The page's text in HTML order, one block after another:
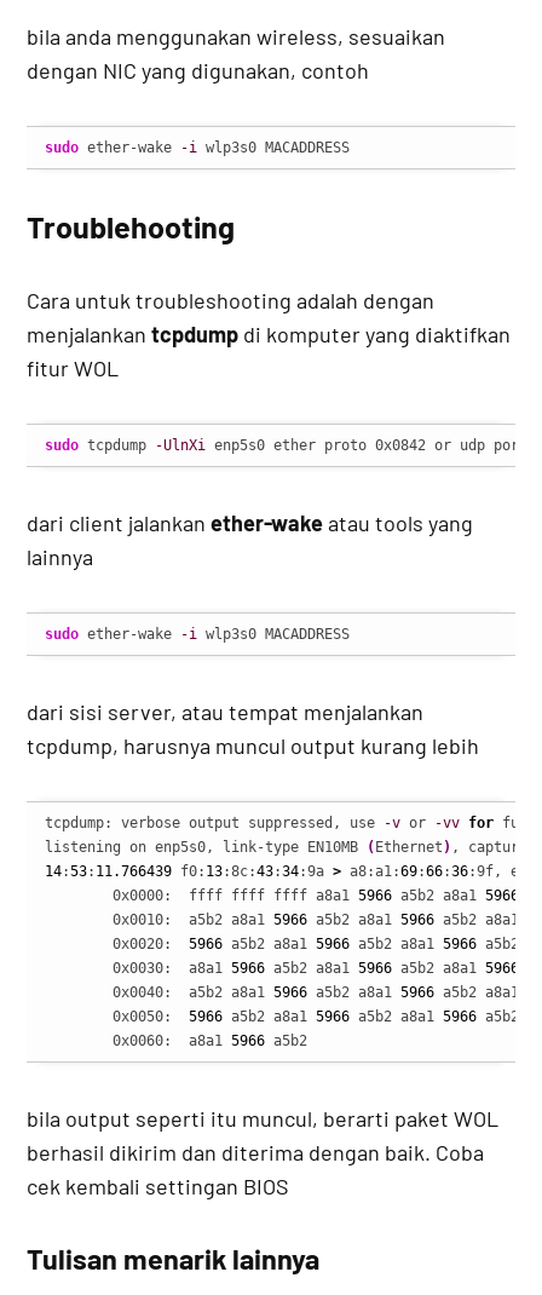
bila anda menggunakan wireless, sesuaikan
dengan NIC yang digunakan, contoh
sudo ether-wake -i wlp3s0 MACADDRESS
Troublehooting
Cara untuk troubleshooting adalah dengan
menjalankantcpdump di komputer yang diaktifkan
fitur WOL
sudo tcpdump -UlnXi enp5s0 ether proto 0x0842 or udp port
dari client jalankanether-wakeatau tools yang
lainnya
sudo ether-wake -i wlp3s0 MACADDRESS
dari sisi server, atau tempat menjalankan
tcpdump, harusnya muncul output kurang lebih
tcpdump: verbose output suppressed, use -v or -vv for full
listening on enp5s0, link-type EN10MB
( Ethernet ) , capture
14:53: 11.766439 f0: 13:8c:43:34:9a > a8:a1:69:66:36:9f,
	0x0000:  ffff ffff ffff a8a1
5966 a5b2 a8a1 5966
	0x0010:  a5b2 a8a1
5966 a5b2 a8a1 5966 a5b2
	0x0020:
5966 a5b2 a8a1 5966 a5b2 a8a1 5966 a5b2
	0x0030:  a8a1
5966 a5b2 a8a1 5966 a5b2 a8a1 5966
	0x0040:  a5b2 a8a1
5966 a5b2 a8a1 5966 a5b2
	0x0050:
5966 a5b2 a8a1 5966 a5b2 a8a1 5966 a5b2
	0x0060:  a8a1
5966 a5b2
bila output seperti itu muncul, berarti paket WOL
berhasil dikirim dan diterima dengan baik. Coba
cek kembali settingan BIOS
Tulisan menarik lainnya